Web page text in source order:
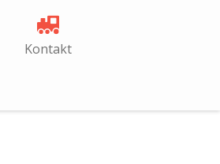
Kontakt